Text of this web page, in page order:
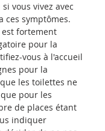
vous vivez avec
ces symptômes.
fortement
pour la
vous à l'accueil
pour la
les toilettes ne
pour les
de places étant
indiquer